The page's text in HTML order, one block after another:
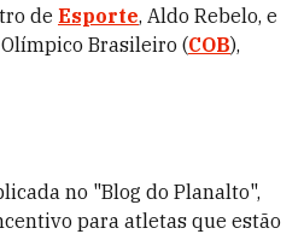
de Esporte, Aldo Rebelo, e
Brasileiro (COB),
no "Blog do Planalto",
para atletas que estão